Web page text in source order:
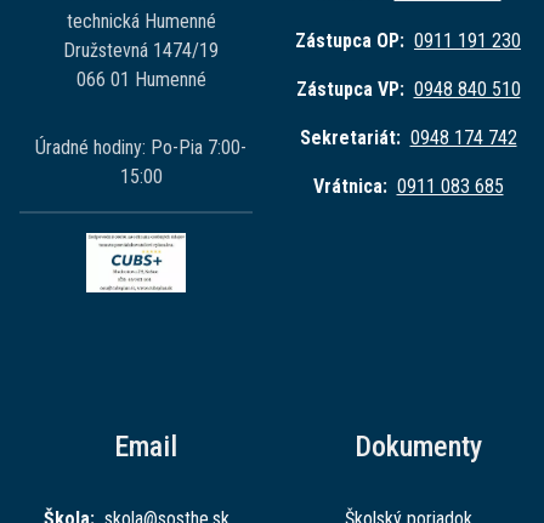
technická Humenné
Družstevná 1474/19
066 01 Humenné
Úradné hodiny: Po-Pia 7:00-
15:00
Zástupca OP: 0911 191 230
Zástupca VP: 0948 840 510
Sekretariát: 0948 174 742
Vrátnica: 0911 083 685
Email Dokumenty